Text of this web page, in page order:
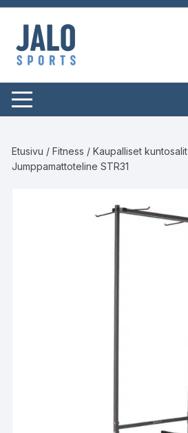
Siirry
suoraan
sisältöön
Etusivu /Fitness /Kaupalliset kuntosalit
Jumppamattoteline STR31